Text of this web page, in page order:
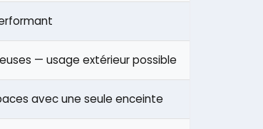
— usage extérieur possible
avec une seule enceinte